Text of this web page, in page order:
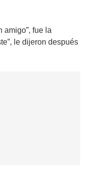
amigo”, fue la
le dijeron después